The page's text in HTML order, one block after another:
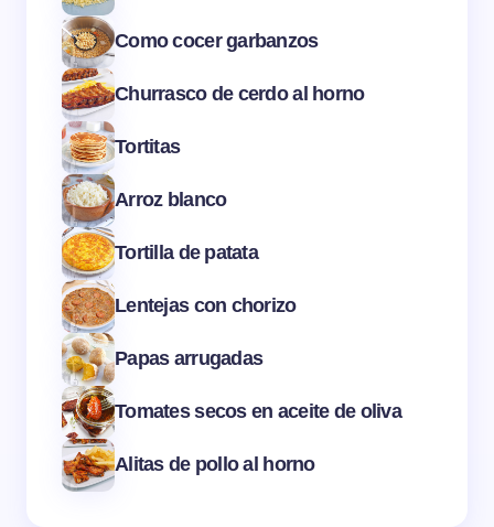
Como cocer garbanzos
Churrasco de cerdo al horno
Tortitas
Arroz blanco
Tortilla de patata
Lentejas con chorizo
Papas arrugadas
Tomates secos en aceite de oliva
Alitas de pollo al horno